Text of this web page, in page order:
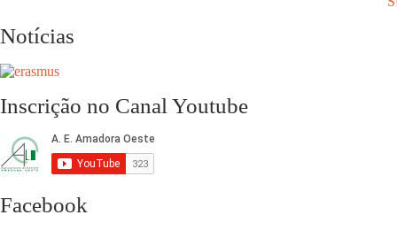
Notícias
Inscrição no Canal Youtube
Facebook